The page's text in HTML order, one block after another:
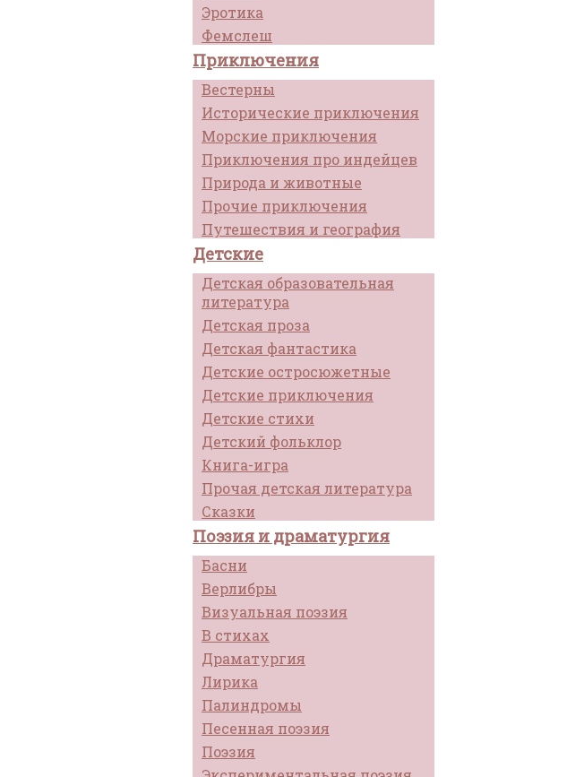
Эротика
Фемслеш
Приключения
Вестерны
Исторические приключения
Морские приключения
Приключения про индейцев
Природа и животные
Прочие приключения
Путешествия и география
Детские
Детская образовательная
литература
Детская проза
Детская фантастика
Детские остросюжетные
Детские приключения
Детские стихи
Детский фольклор
Книга-игра
Прочая детская литература
Сказки
Поэзия и драматургия
Басни
Верлибры
Визуальная поэзия
В стихах
Драматургия
Лирика
Палиндромы
Песенная поэзия
Поэзия